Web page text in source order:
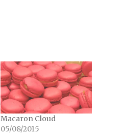
Macaron Cloud
05/08/2015